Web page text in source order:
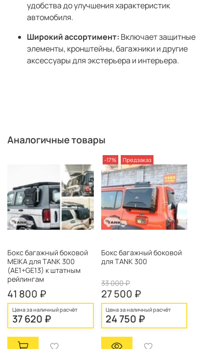
удобства до улучшения характеристик
автомобиля.
Широкий ассортимент: Включает защитные
элементы, кронштейны, багажники и другие
аксессуары для экстерьера и интерьера.
Аналогичные товары
Бокс багажный боковой
MEIKA для TANK 300
(AE1+GE13) к штатным
рейлингам
41 800 ₽
Цена за наличный расчёт
37 620 ₽
-17% Предзаказ
Бокс багажный боковой
для TANK 300
33 000 ₽
27 500 ₽
Цена за наличный расчёт
24 750 ₽